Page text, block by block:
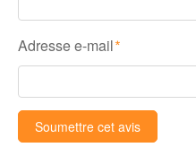
Adresse e-mail *